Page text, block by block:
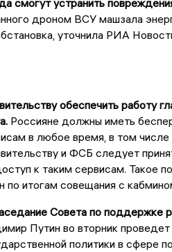
смогут устранить
дроном ВСУ машзала
уточнила РИА
обеспечить работу
Россияне должны иметь
в любое время, в том числе
и ФСБ следует
к таким сервисам. Такое
итогам совещания с
Совета по поддержке
Путин во вторник проведет
политики в сфере